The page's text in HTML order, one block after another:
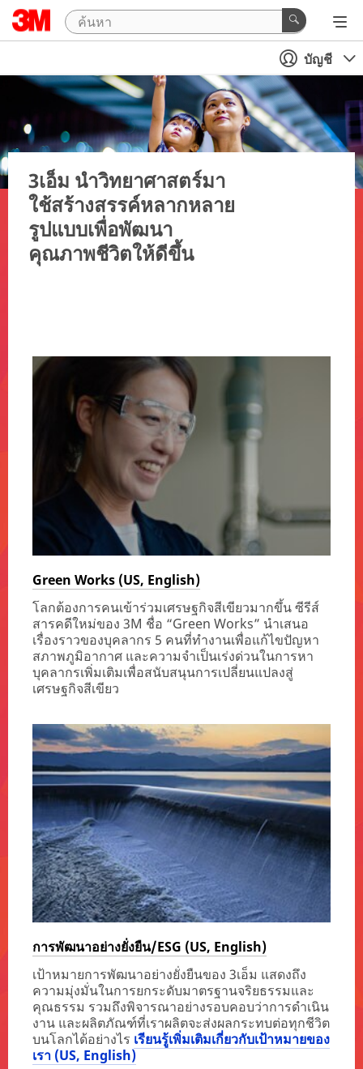
บัญชี
3เอ็ม นำวิทยาศาสตร์มา
ใช้สร้างสรรค์หลากหลาย
รูปแบบเพื่อพัฒนา
คุณภาพชีวิตให้ดีขึ้น
Green Works (US, English)
โลกต้องการคนเข้าร่วมเศรษฐกิจสีเขียวมากขึ้น ซีรีส์
สารคดีใหม่ของ 3M ชื่อ “Green Works” นำเสนอ
เรื่องราวของบุคลากร 5 คนที่ทำงานเพื่อแก้ไขปัญหา
สภาพภูมิอากาศ และความจำเป็นเร่งด่วนในการหา
บุคลากรเพิ่มเติมเพื่อสนับสนุนการเปลี่ยนแปลงสู่
เศรษฐกิจสีเขียว
การพัฒนาอย่างยั่งยืน/ESG (US, English)
เป้าหมายการพัฒนาอย่างยั่งยืนของ 3เอ็ม แสดงถึง
ความมุ่งมั่นในการยกระดับมาตรฐานจริยธรรมและ
คุณธรรม รวมถึงพิจารณาอย่างรอบคอบว่าการดำเนิน
งาน และผลิตภัณฑ์ที่เราผลิตจะส่งผลกระทบต่อทุกชีวิต
บนโลกได้อย่างไร เรียนรู้เพิ่มเติมเกี่ยวกับเป้าหมายของ
เรา (US, English)